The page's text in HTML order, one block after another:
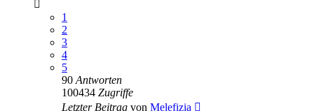
1
2
3
4
5
90 Antworten
100434 Zugriffe
Letzter Beitrag von Melefizia